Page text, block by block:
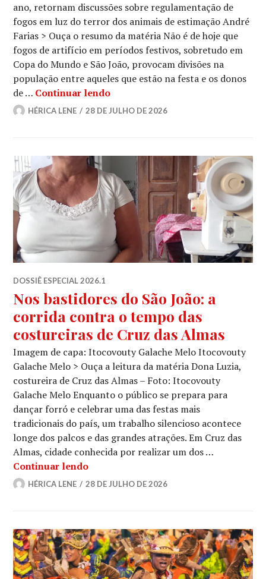
ano, retornam discussões sobre regulamentação de
fogos em luz do terror dos animais de estimação André
Farias > Ouça o resumo da matéria Não é de hoje que
fogos de artifício em períodos festivos, sobretudo em
Copa do Mundo e São João, provocam divisões na
população entre aqueles que estão na festa e os donos
de … Continuar lendoSão João x Pets
HÉRICA LENE 28 DE JULHO DE 2026
DOSSIÊ ESPECIAL 2026.1
Nos bastidores do São João: a
corrida contra o tempo das
costureiras de Cruz das Almas
Imagem de capa: Itocovouty Galache Melo Itocovouty
Galache Melo > Ouça a leitura da matéria Dona Luzia,
costureira de Cruz das Almas – Foto: Itocovouty
Galache Melo Enquanto o público se prepara para
dançar forró e celebrar uma das festas mais
tradicionais do país, um trabalho silencioso acontece
longe dos palcos e das grandes atrações. Em Cruz das
Almas, cidade conhecida por realizar um dos …
Continuar lendoNos bastidores do São João: a
HÉRICA LENE 28 DE JULHO DE 2026